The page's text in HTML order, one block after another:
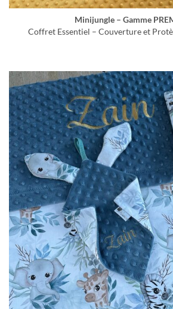
Minijungle – Gamme
Coffret Essentiel – Couverture et